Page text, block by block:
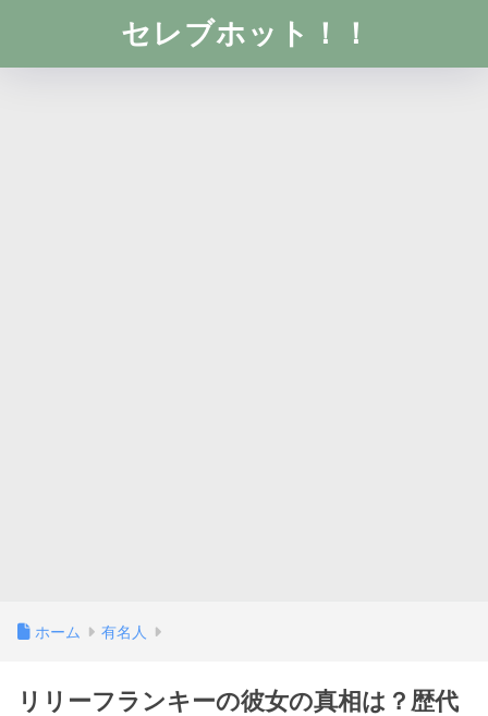
セレブホット！！
ホーム 有名人
リリーフランキーの彼女の真相は？歴代